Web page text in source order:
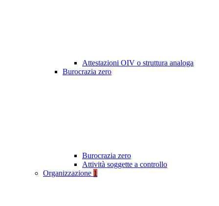
Attestazioni OIV o struttura analoga
Burocrazia zero
Burocrazia zero
Attività soggette a controllo
Organizzazione 1